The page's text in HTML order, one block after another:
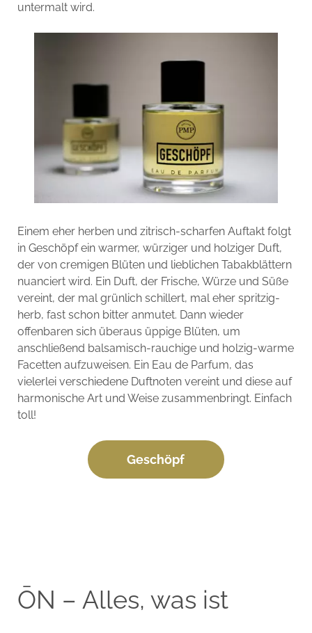
untermalt wird.
Einem eher herben und zitrisch-scharfen Auftakt folgt
in Geschöpf ein warmer, würziger und holziger Duft,
der von cremigen Blüten und lieblichen Tabakblättern
nuanciert wird. Ein Duft, der Frische, Würze und Süße
vereint, der mal grünlich schillert, mal eher spritzig-
herb, fast schon bitter anmutet. Dann wieder
offenbaren sich überaus üppige Blüten, um
anschließend balsamisch-rauchige und holzig-warme
Facetten aufzuweisen. Ein Eau de Parfum, das
vielerlei verschiedene Duftnoten vereint und diese auf
harmonische Art und Weise zusammenbringt. Einfach
toll!
Geschöpf
ŌN – Alles, was ist